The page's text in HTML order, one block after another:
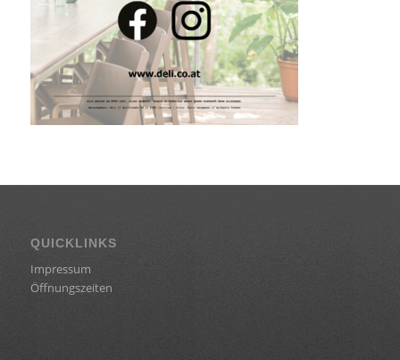
QUICKLINKS
Impressum
Öffnungszeiten